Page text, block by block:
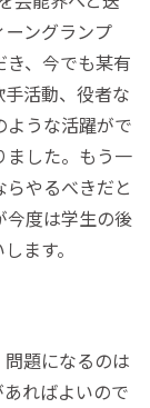
ーングランプ
、今でも某有
活動、役者な
ような活躍がで
ました。もう一
やるべきだと
今度は学生の後
ます。
題になるのは
ればよいので